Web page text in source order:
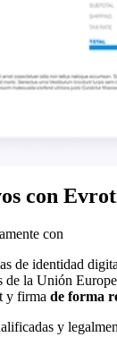
con
con
de identidad
de la Unión
y firma de forma
y